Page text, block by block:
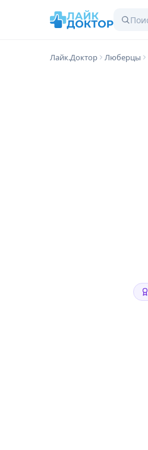
Лайк.Доктор Люберцы